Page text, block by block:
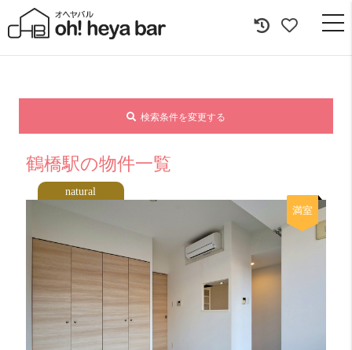
検索条件を変更する
鶴橋駅の物件一覧
natural
満室